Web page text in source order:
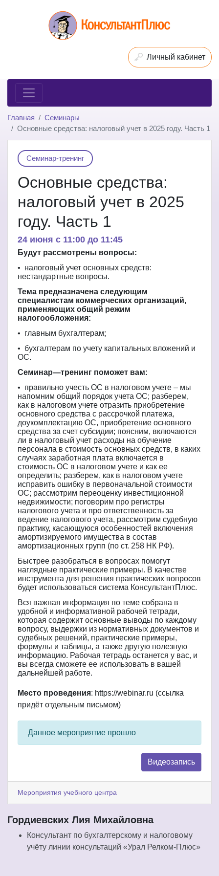
Личный кабинет
Главная
Семинары
Основные средства: налоговый учет в 2025 году. Часть 1
Семинар-тренинг
Основные средства:
налоговый учет в 2025
году. Часть 1
24 июня c 11:00 до 11:45
Будут рассмотрены вопросы:
• налоговый учет основных средств:
нестандартные вопросы.
Тема предназначена следующим
специалистам коммерческих организаций,
применяющих общий режим
налогообложения:
• главным бухгалтерам;
• бухгалтерам по учету капитальных вложений и
ОС.
Семинар—тренинг поможет вам:
• правильно учесть ОС в налоговом учете – мы
напомним общий порядок учета ОС; разберем,
как в налоговом учете отразить приобретение
основного средства с рассрочкой платежа,
доукомплектацию ОС, приобретение основного
средства за счет субсидии; поясним, включаются
ли в налоговый учет расходы на обучение
персонала в стоимость основных средств, в каких
случаях заработная плата включается в
стоимость ОС в налоговом учете и как ее
определить; разберем, как в налоговом учете
исправить ошибку в первоначальной стоимости
ОС; рассмотрим переоценку инвестиционной
недвижимости; поговорим про регистры
налогового учета и про ответственность за
ведение налогового учета, рассмотрим судебную
практику, касающуюся особенностей включения
амортизируемого имущества в состав
амортизационных групп (по ст. 258 НК РФ).
Быстрее разобраться в вопросах помогут
наглядные практические примеры. В качестве
инструмента для решения практических вопросов
будет использоваться система КонсультантПлюс.
Вся важная информация по теме собрана в
удобной и информативной рабочей тетради,
которая содержит основные выводы по каждому
вопросу, выдержки из нормативных документов и
судебных решений, практические примеры,
формулы и таблицы, а также другую полезную
информацию. Рабочая тетрадь останется у вас, и
вы всегда сможете ее использовать в вашей
дальнейшей работе.
Место проведения: https://webinar.ru (ссылка
придёт отдельным письмом)
Данное мероприятие прошло
Видеозапись
Мероприятия учебного центра
Гордиевских Лия Михайловна
Консультант по бухгалтерскому и налоговому
учёту линии консультаций «Урал Релком-Плюс»